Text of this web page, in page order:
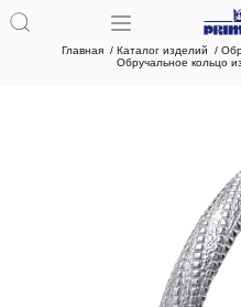
Главная Каталог изделий
Обручальное кольцо